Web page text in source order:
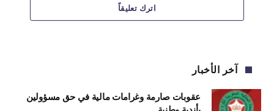
اترك تعليقاً
آخر الأخبار
عقوبات صارمة وغرامات مالية في حق مسؤولين